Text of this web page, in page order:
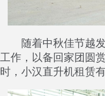
随着中秋佳节越
工作，以备回家团圆
时，小汉直升机租赁